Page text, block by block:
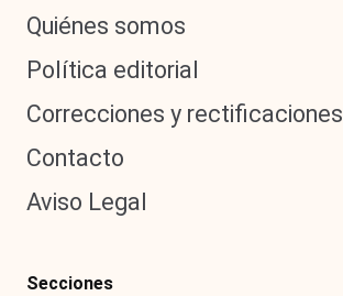
Quiénes somos
Política editorial
Correcciones y rectificaciones
Contacto
Aviso Legal
Secciones